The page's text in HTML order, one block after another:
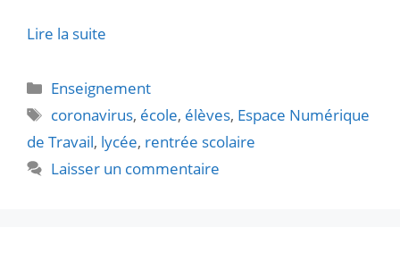
Lire la suite
Catégories
Enseignement
Étiquettes
coronavirus, école, élèves, Espace Numérique
de Travail, lycée, rentrée scolaire
Laisser un commentaire